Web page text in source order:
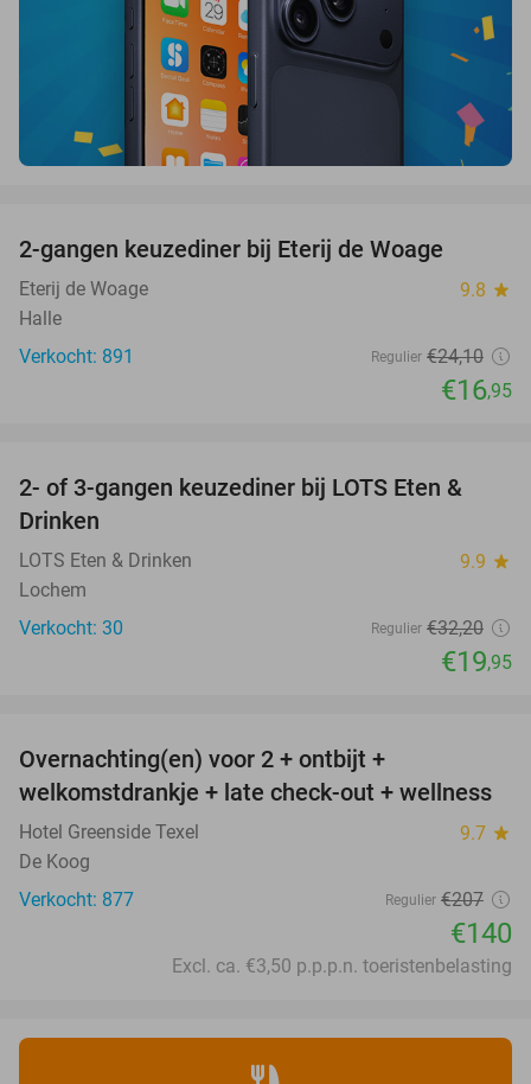
2-gangen keuzediner bij Eterij de Woage
Eterij de Woage 9.8 star
Halle
Verkocht: 891
Regulier €24,10
€16,95
38%
2- of 3-gangen keuzediner bij LOTS Eten &
Drinken
LOTS Eten & Drinken 9.9 star
Lochem
Verkocht: 30
Regulier €32,20
€19,95
Overnachting(en) voor 2 + ontbijt +
welkomstdrankje + late check-out + wellness
Hotel Greenside Texel 9.7 star
De Koog
Verkocht: 877
Regulier €207
€140
Excl. ca. €3,50 p.p.p.n. toeristenbelasting